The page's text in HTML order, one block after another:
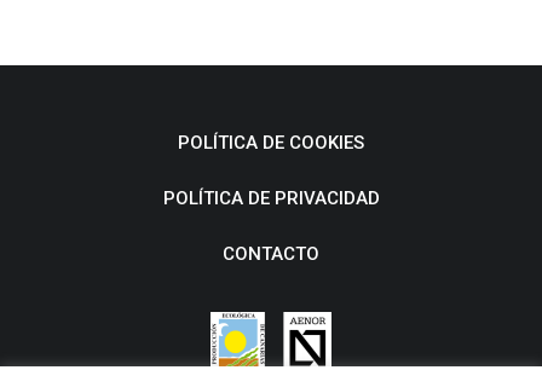
POLÍTICA DE COOKIES
POLÍTICA DE PRIVACIDAD
CONTACTO